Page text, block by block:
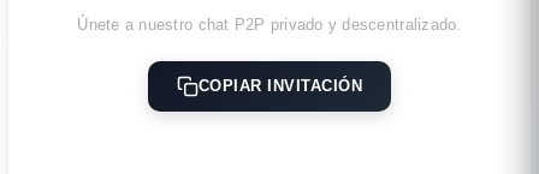
Únete a nuestro chat P2P privado y descentralizado.
COPIAR INVITACIÓN